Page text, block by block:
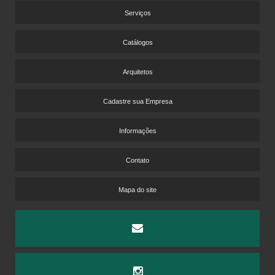
PISOS VINÍLICOS PARA LABORATÓRIOS
CARPETE DE MADEIRA LAMINADO PREÇO
Serviços
Catálogos
Arquitetos
Cadastre sua Empresa
Informações
Contato
Mapa do site